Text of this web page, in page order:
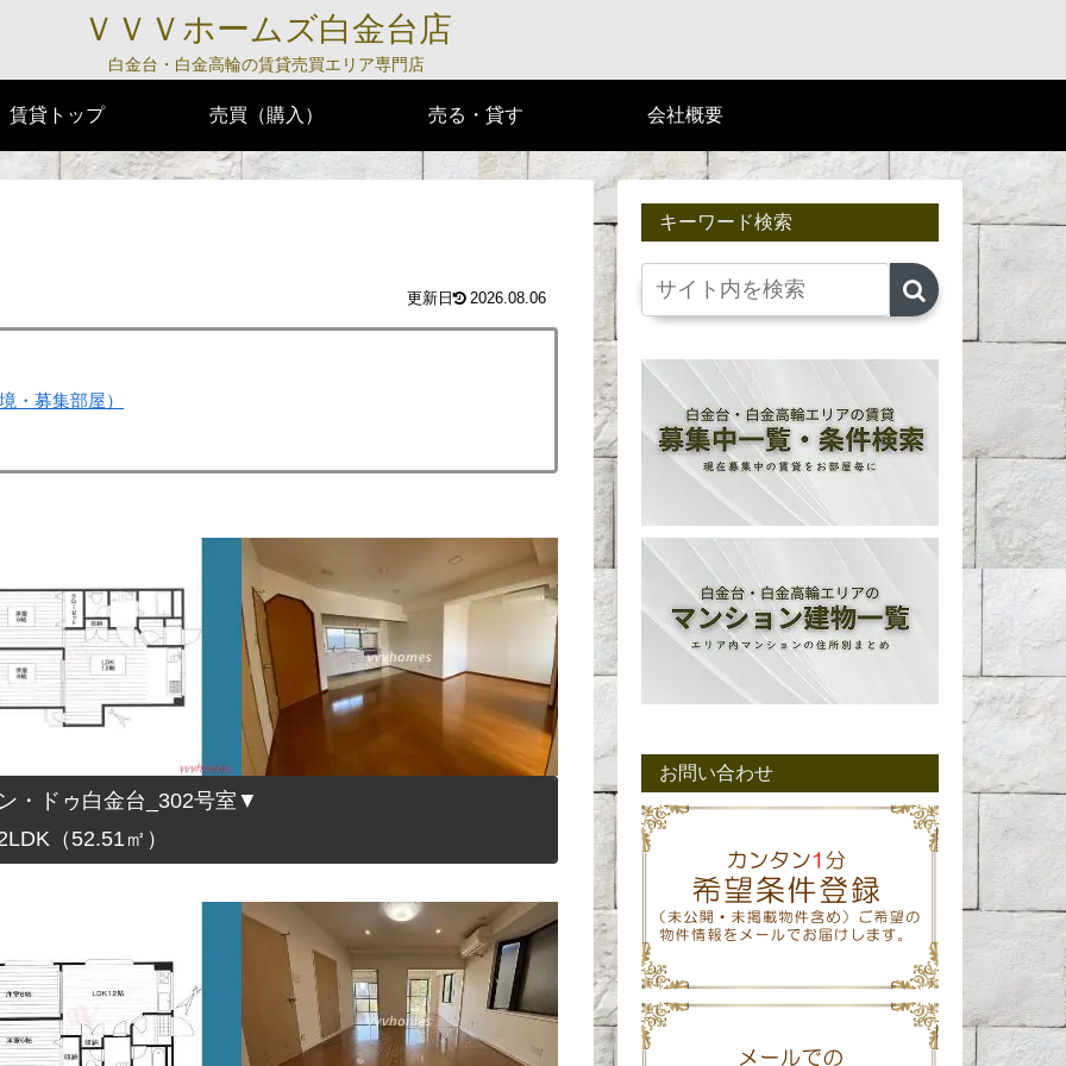
ＶＶＶホームズ白金台店
白金台・白金高輪の賃貸売買エリア専門店
賃貸トップ 売買（購入） 売る・貸す 会社概要
2026.08.06
・募集部屋）
・ドゥ白金台_302号室▼
（52.51㎡）
キーワード検索
お問い合わせ